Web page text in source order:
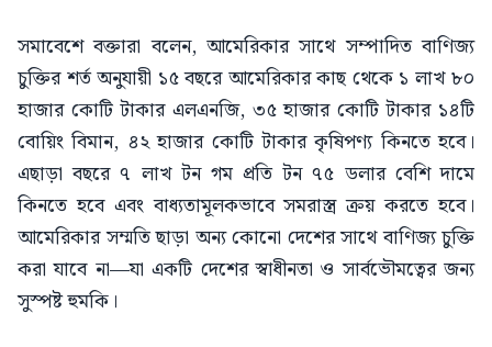
সমাবেশে বক্তারা বলেন, আমেরিকার সাথে সম্পাদিত বাণিজ্য
চুক্তির শর্ত অনুযায়ী ১৫ বছরে আমেরিকার কাছ থেকে ১ লাখ ৮০
হাজার কোটি টাকার এলএনজি, ৩৫ হাজার কোটি টাকার ১৪টি
বোয়িং বিমান, ৪২ হাজার কোটি টাকার কৃষিপণ্য কিনতে হবে।
এছাড়া বছরে ৭ লাখ টন গম প্রতি টন ৭৫ ডলার বেশি দামে
কিনতে হবে এবং বাধ্যতামূলকভাবে সমরাস্ত্র ক্রয় করতে হবে।
আমেরিকার সম্মতি ছাড়া অন্য কোনো দেশের সাথে বাণিজ্য চুক্তি
করা যাবে না—যা একটি দেশের স্বাধীনতা ও সার্বভৌমত্বের জন্য
সুস্পষ্ট হুমকি।